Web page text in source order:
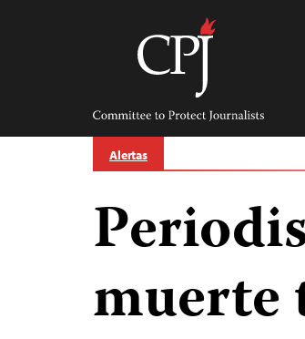
Committee
Protect
Journalists
Alertas
muerte